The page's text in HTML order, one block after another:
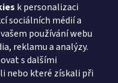
k personalizaci
sociálních médií a
používání webu
reklamu a analýzy.
s dalšími
nebo které získali při